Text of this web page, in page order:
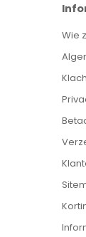
Wie